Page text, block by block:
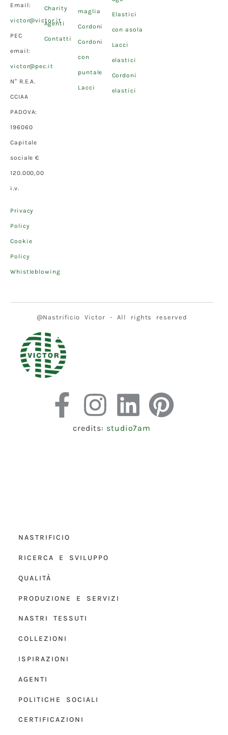
Email:
victor@victor.it
PEC
email:
victor@pec.it
N° R.E.A.
CCIAA
PADOVA:
196060
Capitale
sociale €
120.000,00
i.v.
Privacy
Policy
Cookie
Policy
Whistleblowing
Charity
Agenti
Contatti
maglia
Cordoni
Cordoni
con
puntale
Lacci
Elastici
con asola
Lacci
elastici
Cordoni
elastici
@Nastrificio Victor - All rights reserved
credits: studio7am
NASTRIFICIO
RICERCA E SVILUPPO
QUALITÀ
PRODUZIONE E SERVIZI
NASTRI TESSUTI
COLLEZIONI
ISPIRAZIONI
AGENTI
POLITICHE SOCIALI
CERTIFICAZIONI